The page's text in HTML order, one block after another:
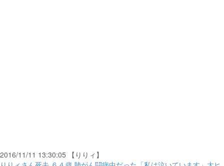
2016/11/11 13:30:05 【りりィ】